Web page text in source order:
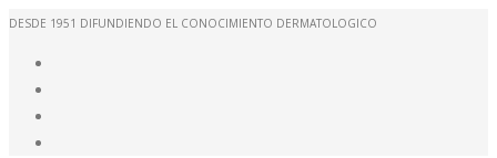
DESDE 1951 DIFUNDIENDO EL CONOCIMIENTO DERMATOLOGICO